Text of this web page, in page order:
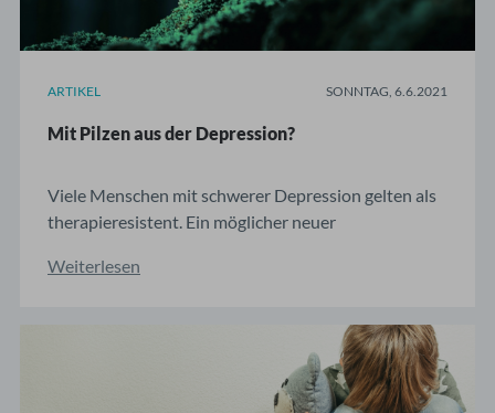
ARTIKEL SONNTAG, 6.6.2021
Mit Pilzen aus der Depression?
Viele Menschen mit schwerer Depression gelten als
therapieresistent. Ein möglicher neuer
“Magic Mushrooms”. Anlass zum Optimismus geben
Millionen Menschen an einer Depression. Laut WHO
Weiterlesen